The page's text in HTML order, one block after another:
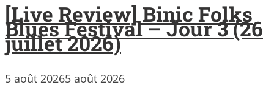
[Live Review] Binic Folks
Blues Festival – Jour 3 (26
juillet 2026)
5 août 20265 août 2026